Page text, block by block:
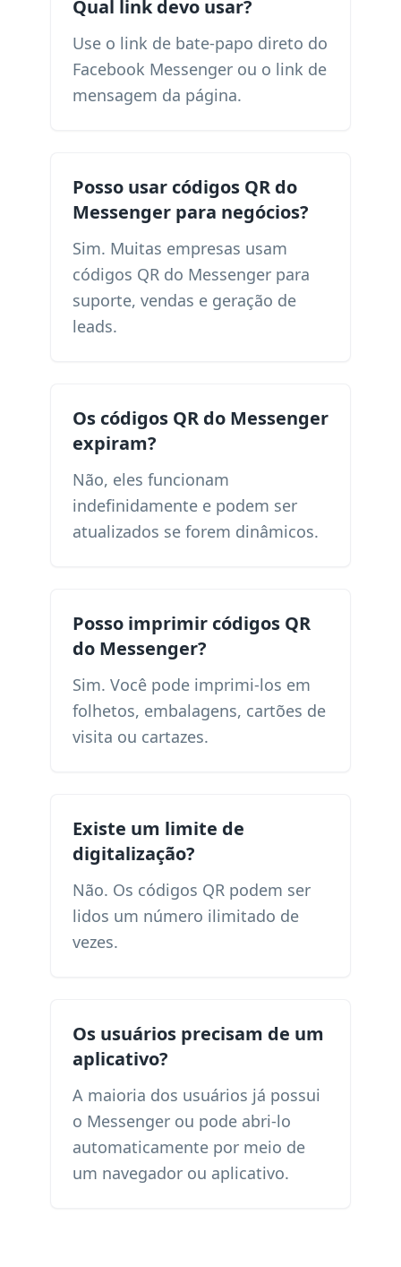
Qual link devo usar?
Use o link de bate-papo direto do
Facebook Messenger ou o link de
mensagem da página.
Posso usar códigos QR do
Messenger para negócios?
Sim. Muitas empresas usam
códigos QR do Messenger para
suporte, vendas e geração de
leads.
Os códigos QR do Messenger
expiram?
Não, eles funcionam
indefinidamente e podem ser
atualizados se forem dinâmicos.
Posso imprimir códigos QR
do Messenger?
Sim. Você pode imprimi-los em
folhetos, embalagens, cartões de
visita ou cartazes.
Existe um limite de
digitalização?
Não. Os códigos QR podem ser
lidos um número ilimitado de
vezes.
Os usuários precisam de um
aplicativo?
A maioria dos usuários já possui
o Messenger ou pode abri-lo
automaticamente por meio de
um navegador ou aplicativo.